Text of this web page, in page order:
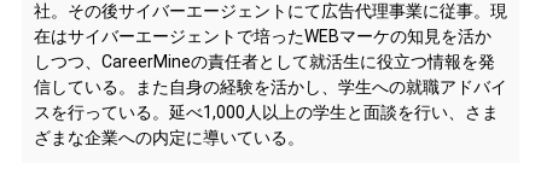
社。その後サイバーエージェントにて広告代理事業に従事。現
在はサイバーエージェントで培ったWEBマーケの知見を活か
しつつ、CareerMineの責任者として就活生に役立つ情報を発
信している。また自身の経験を活かし、学生への就職アドバイ
スを行っている。延べ1,000人以上の学生と面談を行い、さま
ざまな企業への内定に導いている。